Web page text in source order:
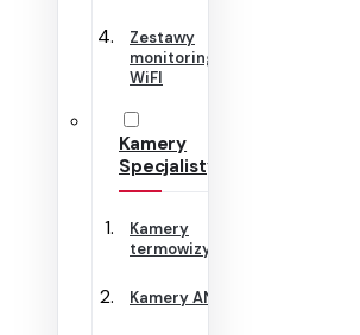
Zestawy
monitoringu
WiFI
Kamery
Specjalistyczne
Kamery
termowizyjne
Kamery ANPR